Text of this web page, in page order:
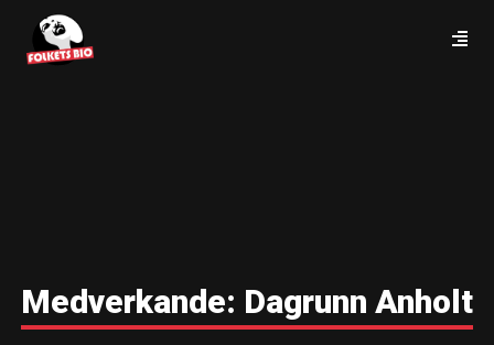
Medverkande: Dagrunn Anholt